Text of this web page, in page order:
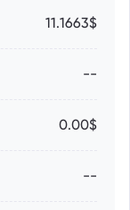
11.1663$
--
0.00$
--